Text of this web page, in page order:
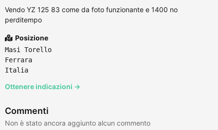
Vendo YZ 125 83 come da foto funzionante e 1400 no
perditempo
Posizione
Masi Torello
Ferrara
Italia
Ottenere indicazioni →
Commenti
Non è stato ancora aggiunto alcun commento